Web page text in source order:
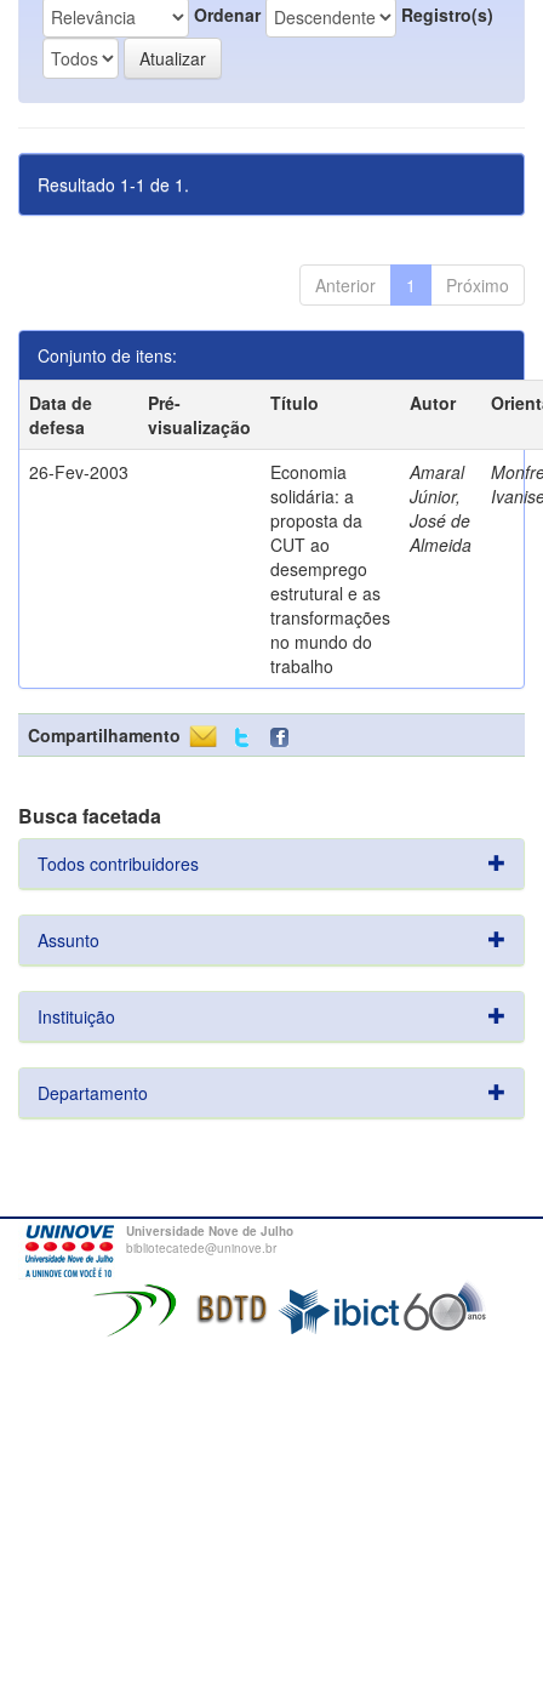
Ordenar Registro(s)
Resultado 1-1 de 1.
Anterior 1 Próximo
Conjunto de itens:
Data de
defesa
Pré-
visualização
Título Autor
26-Fev-2003
Economia
solidária: a
proposta da
CUT ao
desemprego
estrutural e as
transformações
no mundo do
trabalho
Amaral
Júnior,
José de
Almeida
Compartilhamento
Busca facetada
Todos contribuidores
Assunto
Instituição
Departamento
Universidade Nove de Julho
bibliotecatede@uninove.br